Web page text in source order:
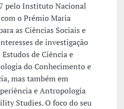
pelo Instituto Nacional
o Prémio Maria
as Ciências Sociais e
de investigação
de Ciência e
do Conhecimento e
mas também em
e Antropologia
Studies. O foco do seu